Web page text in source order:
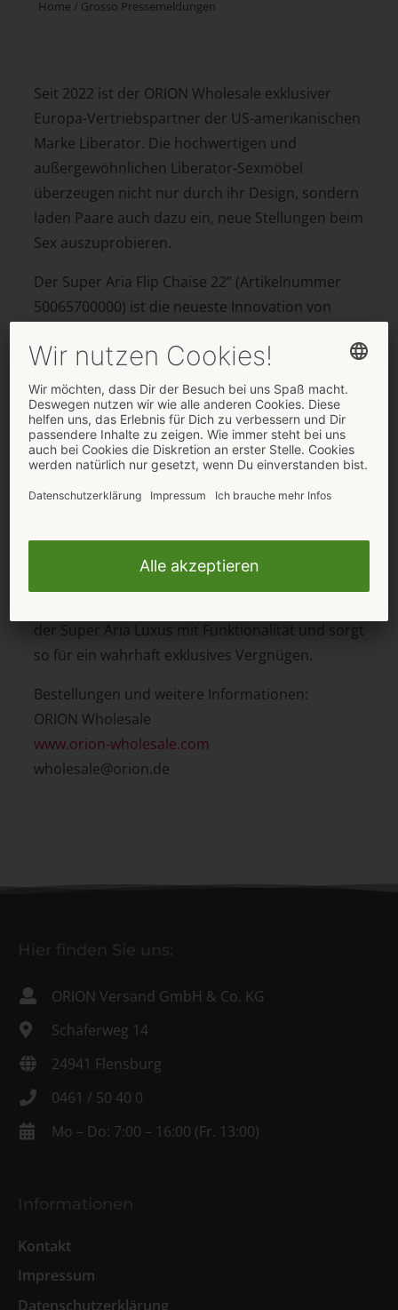
Home / Grosso Pressemeldungen
Seit 2022 ist der ORION Wholesale exklusiver
Europa-Vertriebspartner der US-amerikanischen
Marke Liberator. Die hochwertigen und
außergewöhnlichen Liberator-Sexmöbel
überzeugen nicht nur durch ihr Design, sondern
laden Paare auch dazu ein, neue Stellungen beim
Sex auszuprobieren.
Der Super Aria Flip Chaise 22’’ (Artikelnummer
50065700000) ist die neueste Innovation von
Wholesale erhältlich. Entwickelt, um Vergnügen
zu intensivieren und sowohl Solo- als auch Paar-
Erlebnisse auf ein neues Level zu heben, stellt
der Super Aria eine eindrucksvolle
Weiterentwicklung des beliebten Aria dar – jetzt
Kurvendesign und einem tieferen Winkel für
den USA aus Liberators charakteristischem,
hochverdichtetem Schaumstoff und mit einem
der Super Aria Luxus mit Funktionalität und sorgt
so für ein wahrhaft exklusives Vergnügen.
Bestellungen und weitere Informationen:
ORION Wholesale
www.orion-wholesale.com
wholesale@orion.de
Hier finden Sie uns:
ORION Versand GmbH & Co. KG
Schäferweg 14
24941 Flensburg
0461 / 50 40 0
Mo – Do: 7:00 – 16:00 (Fr. 13:00)
Informationen
Kontakt
Impressum
Datenschutzerklärung